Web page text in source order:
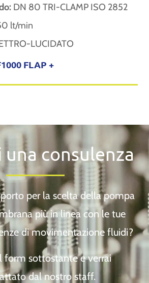
DN 80 TRI-CLAMP ISO 2852
lt/min
LUCIDATO
FLAP +
una consulenza
per la scelta della pompa
più in linea con le tue
di movimentazione fluidi?
form sottostante e verrai
dal nostro staff.